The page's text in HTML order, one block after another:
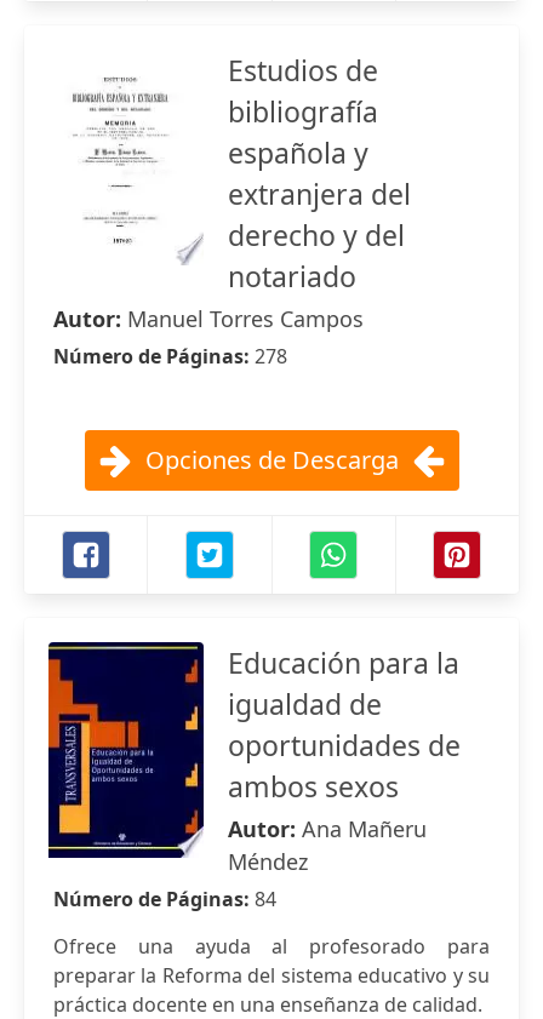
Estudios de
bibliografía
española y
extranjera del
derecho y del
notariado
Autor: Manuel Torres Campos
Número de Páginas: 278
Opciones de Descarga
Educación para la
igualdad de
oportunidades de
ambos sexos
Autor: Ana Mañeru
Méndez
Número de Páginas: 84
Ofrece una ayuda al profesorado para
preparar la Reforma del sistema educativo y su
práctica docente en una enseñanza de calidad.